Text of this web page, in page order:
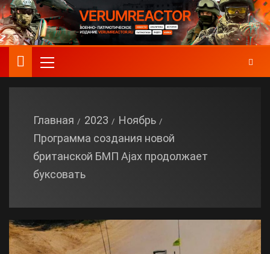
Главная 2023
Ноябрь
Программа создания новой
британской БМП Ajax продолжает
буксовать